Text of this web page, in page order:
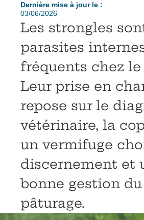
Dernière mise à jour le :
03/06/2026
Les strongles
parasites
fréquents chez le
Leur prise en
repose sur le
vétérinaire, la
un vermifuge
discernement et
bonne gestion du
pâturage.